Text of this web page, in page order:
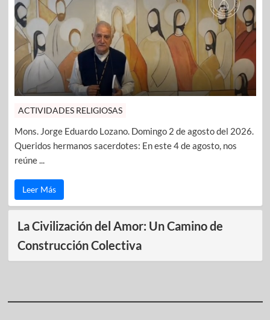
ACTIVIDADES RELIGIOSAS
Mons. Jorge Eduardo Lozano. Domingo 2 de agosto del 2026.
Queridos hermanos sacerdotes: En este 4 de agosto, nos
reúne ...
Leer Más
La Civilización del Amor: Un Camino de
Construcción Colectiva